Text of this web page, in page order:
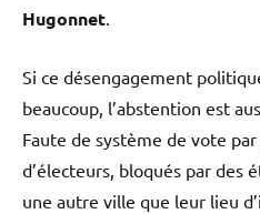
Hugonnet.
Si ce désengagement
beaucoup, l’abstention est
Faute de système de vote
d’électeurs, bloqués par des
une autre ville que leur lieu